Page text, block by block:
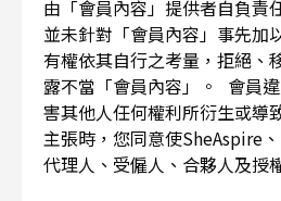
由「會員內容」提供者自負責
並未針對「會員內容」事先加
有權依其自行之考量，拒絕、
露不當「會員內容」。 會員
害其他人任何權利所衍生或導
主張時，您同意使SheAspire
代理人、受僱人、合夥人及授